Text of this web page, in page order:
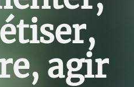
agir